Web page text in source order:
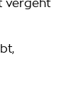
vergeht